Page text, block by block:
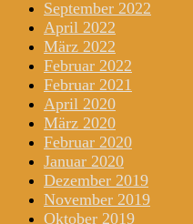
September 2022
April 2022
März 2022
Februar 2022
Februar 2021
April 2020
März 2020
Februar 2020
Januar 2020
Dezember 2019
November 2019
Oktober 2019